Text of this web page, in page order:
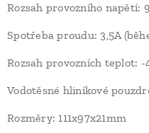
Rozsah provozního napětí:
Spotřeba proudu: 3,5A
Rozsah provozních teplot: -
Vodotěsné hliníkové
Rozměry: 111x97x21mm